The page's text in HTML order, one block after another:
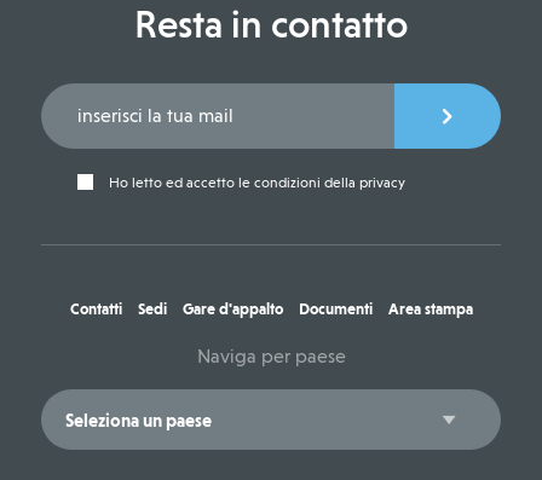
Resta in contatto
Ho letto ed accetto le condizioni della privacy
Contatti Sedi Gare d'appalto Documenti Area stampa
Naviga per paese